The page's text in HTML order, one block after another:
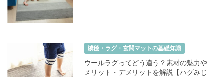
絨毯・ラグ・玄関マットの基礎知識
ウールラグってどう違う？素材の魅力や
メリット・デメリットを解説【ハグみじ